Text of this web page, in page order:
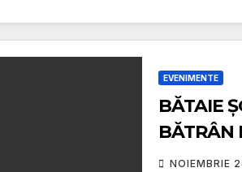
EVENIMENTE
BĂTAIE
BĂTRÂN
DUPĂ CE
NOIEMBRIE